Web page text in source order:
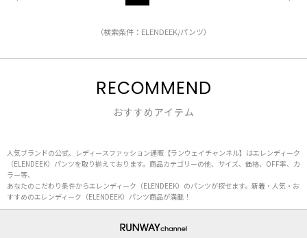
（検索条件：ELENDEEK/パンツ）
RECOMMEND
おすすめアイテム
人気ブランドの公式、レディースファッション通販【ランウェイチャンネル】はエレンディーク
（ELENDEEK）パンツを取り揃えております。商品カテゴリーの他、サイズ、価格、OFF率、カ
ラー等、
あなたのこだわり条件からエレンディーク（ELENDEEK）のパンツが探せます。新着・人気・お
すすめのエレンディーク（ELENDEEK）パンツ商品が満載！